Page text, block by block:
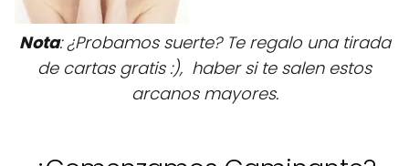
Nota: ¿Probamos suerte? Te regalo una tirada
de cartas gratis :), haber si te salen estos
arcanos mayores.